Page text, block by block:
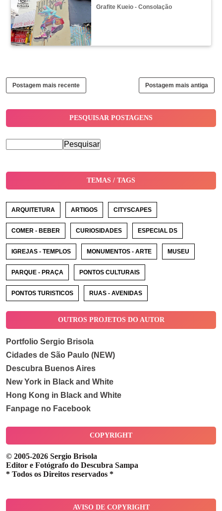
Grafite Kueio - Consolação
Postagem mais recente Postagem mais antiga
PESQUISAR POSTAGENS
TEMAS / TAGS
ARQUITETURA ARTIGOS CITYSCAPES
COMER - BEBER CURIOSIDADES ESPECIAL DS
IGREJAS - TEMPLOS MONUMENTOS - ARTE MUSEU
PARQUE - PRAÇA PONTOS CULTURAIS
PONTOS TURISTICOS RUAS - AVENIDAS
OUTROS PROJETOS DO AUTOR
Portfolio Sergio Brisola
Cidades de São Paulo (NEW)
Descubra Buenos Aires
New York in Black and White
Hong Kong in Black and White
Fanpage no Facebook
COPYRIGHT
© 2005-2026 Sergio Brisola
Editor e Fotógrafo do Descubra Sampa
* Todos os Direitos reservados *
AVISO DE COPYRIGHT